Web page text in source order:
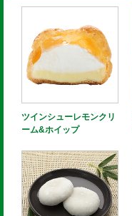
ツインシューレモンクリ
ーム&ホイップ